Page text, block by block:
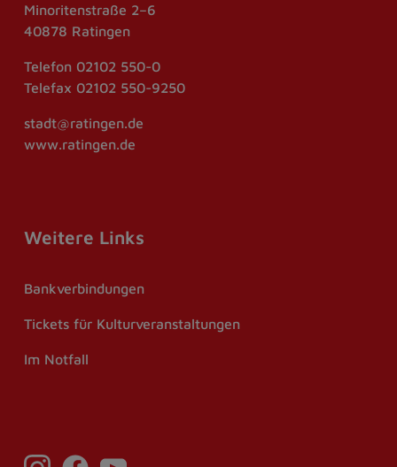
Minoritenstraße 2–6
40878 Ratingen
Telefon 02102 550-0
Telefax 02102 550-9250
stadt@ratingen.de
www.ratingen.de
Weitere Links
Bankverbindungen
Tickets für Kulturveranstaltungen
Im Notfall